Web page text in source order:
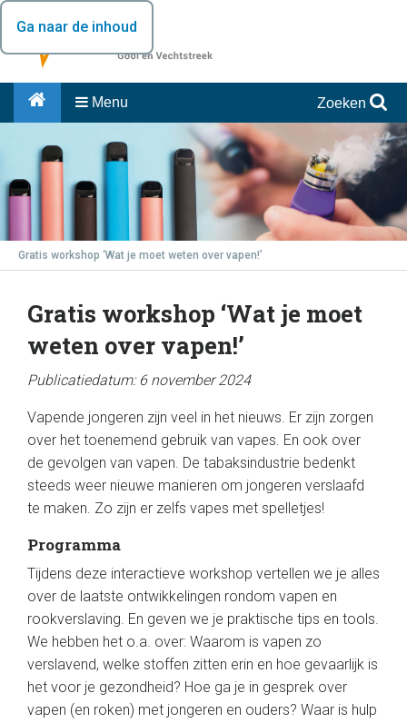
Ga naar de inhoud
Menu Zoeken
Gratis workshop ‘Wat je moet weten over vapen!’
Gratis workshop ‘Wat je moet
weten over vapen!’
Publicatiedatum: 6 november 2024
Vapende jongeren zijn veel in het nieuws. Er zijn zorgen
over het toenemend gebruik van vapes. En ook over
de gevolgen van vapen. De tabaksindustrie bedenkt
steeds weer nieuwe manieren om jongeren verslaafd
te maken. Zo zijn er zelfs vapes met spelletjes!
Programma
Tijdens deze interactieve workshop vertellen we je alles
over de laatste ontwikkelingen rondom vapen en
rookverslaving. En geven we je praktische tips en tools.
We hebben het o.a. over: Waarom is vapen zo
verslavend, welke stoffen zitten erin en hoe gevaarlijk is
het voor je gezondheid? Hoe ga je in gesprek over
vapen (en roken) met jongeren en ouders? Waar is hulp